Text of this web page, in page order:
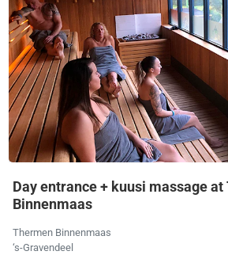
Day entrance + kuusi massage
Binnenmaas
Thermen Binnenmaas
‘s-Gravendeel